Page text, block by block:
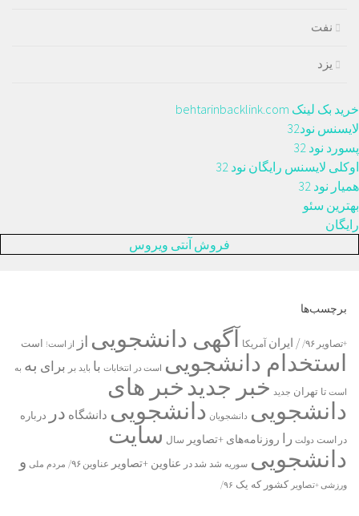
نفت
یزد
خرید بک لینک behtarinbacklink.com
لایسنس نود32
پسورد نود 32
اوکلی لایسنس رایگان نود 32
همیار نود 32
بهترین سئو
رایگان
فروش آنتی ویروس
برچسب‌ها
+تصاویر ۹۶/ / ایران آمریکا آگهی دانشجویی از از است! است
استخدام دانشجویی است در انتخابات با باید بر برای به به
است تا تهران جدید خبر جدیدخبر های
دانشجویی دانشجویان دانشجویی دانشگاه در درباره
در ﺍﺳﺖ دولت را روزنامه‌های +تصاویر سال سایت
دانشجویی سوریه شد شد در عناوین +تصاویر عناوین ۹۶/ مردم ملی و
ورزشی +تصاویر کشور که یک ۹۶/